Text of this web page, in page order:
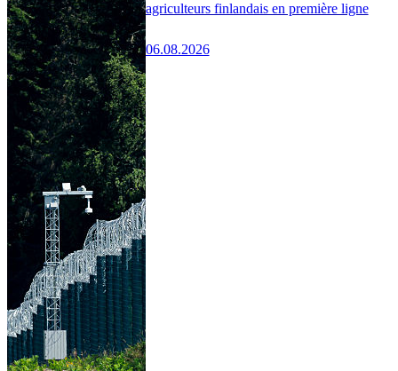
agriculteurs finlandais en première ligne
06.08.2026